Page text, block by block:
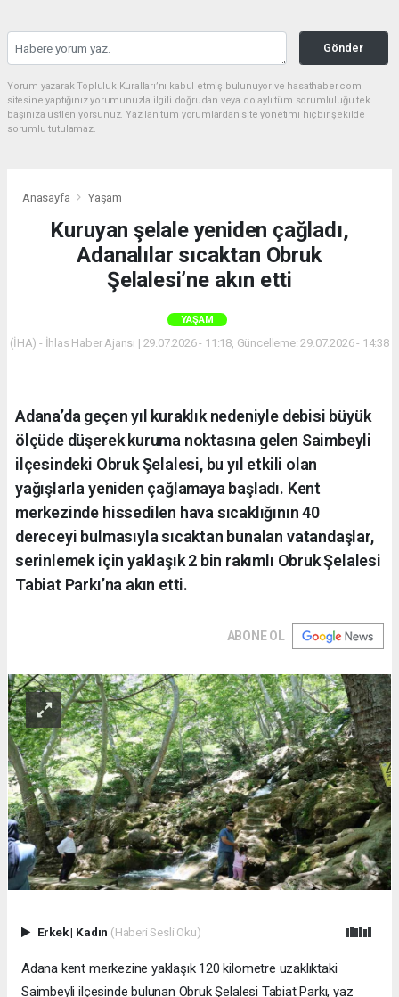
Gönder
Yorum yazarak Topluluk Kuralları’nı kabul etmiş bulunuyor ve hasathaber.com
sitesine yaptığınız yorumunuzla ilgili doğrudan veya dolaylı tüm sorumluluğu tek
başınıza üstleniyorsunuz. Yazılan tüm yorumlardan site yönetimi hiçbir şekilde
sorumlu tutulamaz.
Anasayfa Yaşam
Kuruyan şelale yeniden çağladı,
Adanalılar sıcaktan Obruk
Şelalesi’ne akın etti
YAŞAM
(İHA) - İhlas Haber Ajansı | 29.07.2026 - 11:18, Güncelleme: 29.07.2026 - 14:38
Adana’da geçen yıl kuraklık nedeniyle debisi büyük
ölçüde düşerek kuruma noktasına gelen Saimbeyli
ilçesindeki Obruk Şelalesi, bu yıl etkili olan
yağışlarla yeniden çağlamaya başladı. Kent
merkezinde hissedilen hava sıcaklığının 40
dereceyi bulmasıyla sıcaktan bunalan vatandaşlar,
serinlemek için yaklaşık 2 bin rakımlı Obruk Şelalesi
Tabiat Parkı’na akın etti.
ABONE OL
Erkek| Kadın (Haberi Sesli Oku)
Adana kent merkezine yaklaşık 120 kilometre uzaklıktaki
Saimbeyli ilçesinde bulunan Obruk Şelalesi Tabiat Parkı, yaz